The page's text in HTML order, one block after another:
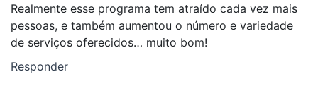
Realmente esse programa tem atraído cada vez mais
pessoas, e também aumentou o número e variedade
de serviços oferecidos… muito bom!
Responder